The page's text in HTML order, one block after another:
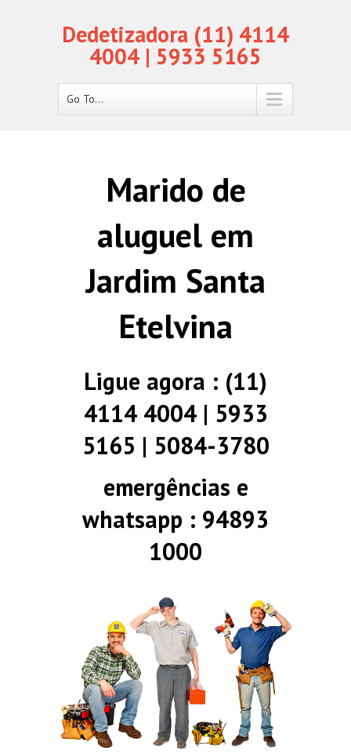
Dedetizadora (11) 4114
4004 | 5933 5165
Go To...
Marido de
aluguel em
Jardim Santa
Etelvina
Ligue agora : (11)
4114 4004 | 5933
5165 | 5084-3780
emergências e
whatsapp : 94893
1000